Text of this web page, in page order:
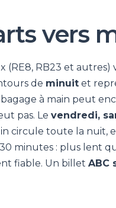
vers
(RE8, RB23 et autres)
de minuit et
à main peut
pas. Le vendredi,
circule toute la nuit,
minutes : plus lent
fiable. Un billet ABC